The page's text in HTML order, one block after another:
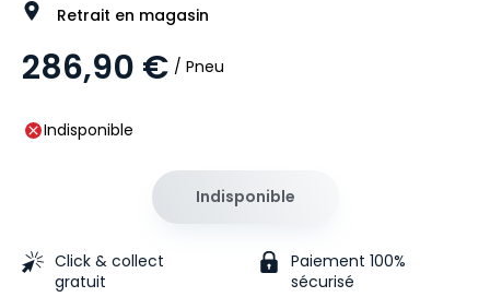
Retrait en magasin
286,90 € / Pneu
Indisponible
Indisponible
Click & collect
gratuit
Paiement 100%
sécurisé